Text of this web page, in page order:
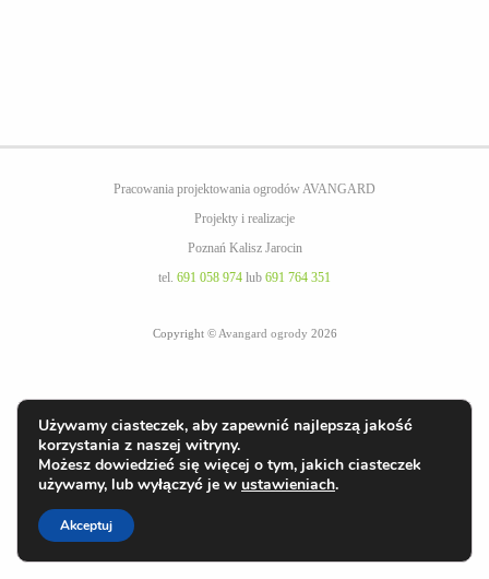
Pracowania projektowania ogrodów AVANGARD
Projekty i realizacje
Poznań Kalisz Jarocin
tel. 691 058 974 lub 691 764 351
Copyright ©Avangard ogrody 2026
Używamy ciasteczek, aby zapewnić najlepszą jakość
korzystania z naszej witryny.
Możesz dowiedzieć się więcej o tym, jakich ciasteczek
używamy, lub wyłączyć je w ustawieniach.
Akceptuj